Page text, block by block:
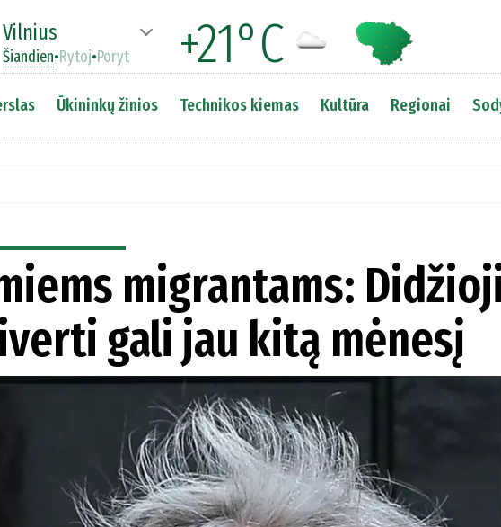
Vilnius +21°C
Šiandien•Rytoj•Poryt
Ūkininkų žinios Technikos kiemas Kultūra Regionai
migrantams:
gali jau kitą mėnesį